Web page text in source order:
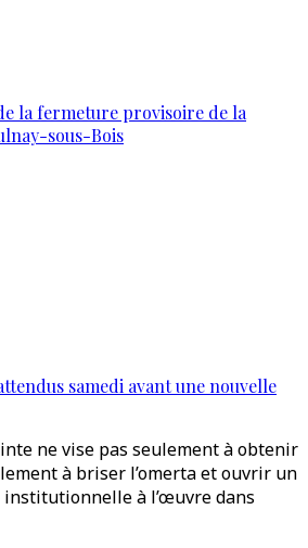
la fermeture provisoire de la
sous-Bois
samedi avant une nouvelle
ne vise pas seulement à obtenir
à briser l’omerta et ouvrir un
à l’œuvre dans